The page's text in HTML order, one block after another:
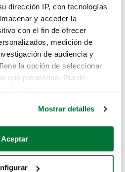
dirección IP, con tecnologías
y acceder la
con el fin de ofrecer
medición de
de audiencia y
la opción de seleccionar
qué propósitos. Puede
sobre su ubicación geográfica
Mostrar detalles
Aceptar